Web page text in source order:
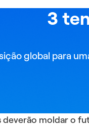
3
global para
deverão moldar o